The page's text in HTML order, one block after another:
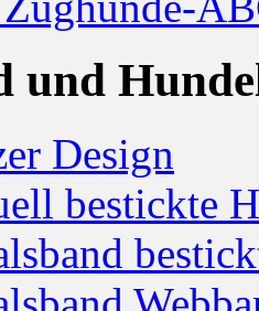
mit Stoff
mit Borte
im Dunklen